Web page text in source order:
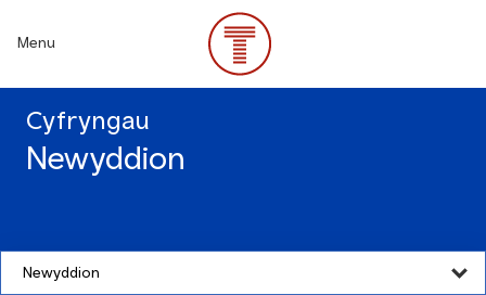
content
Menu
Cyfryngau
Newyddion
Newyddion